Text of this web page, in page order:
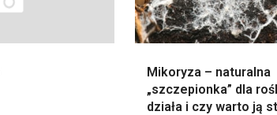
Mikoryza – naturalna
„szczepionka” dla
działa i czy warto ją